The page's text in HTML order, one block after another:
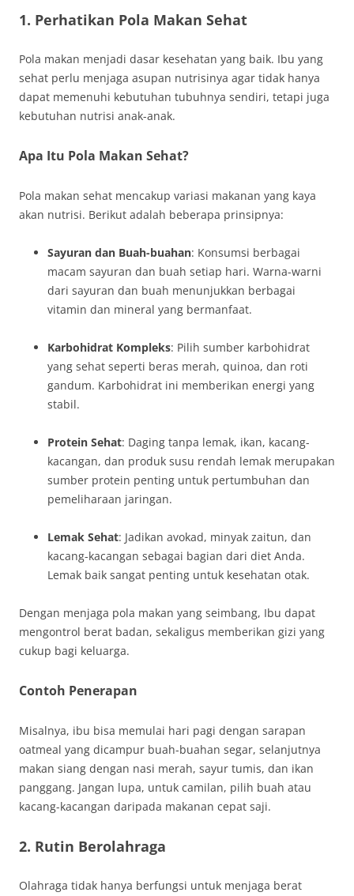
1. Perhatikan Pola Makan Sehat
Pola makan menjadi dasar kesehatan yang baik. Ibu yang
sehat perlu menjaga asupan nutrisinya agar tidak hanya
dapat memenuhi kebutuhan tubuhnya sendiri, tetapi juga
kebutuhan nutrisi anak-anak.
Apa Itu Pola Makan Sehat?
Pola makan sehat mencakup variasi makanan yang kaya
akan nutrisi. Berikut adalah beberapa prinsipnya:
Sayuran dan Buah-buahan: Konsumsi berbagai
macam sayuran dan buah setiap hari. Warna-warni
dari sayuran dan buah menunjukkan berbagai
vitamin dan mineral yang bermanfaat.
Karbohidrat Kompleks: Pilih sumber karbohidrat
yang sehat seperti beras merah, quinoa, dan roti
gandum. Karbohidrat ini memberikan energi yang
stabil.
Protein Sehat: Daging tanpa lemak, ikan, kacang-
kacangan, dan produk susu rendah lemak merupakan
sumber protein penting untuk pertumbuhan dan
pemeliharaan jaringan.
Lemak Sehat: Jadikan avokad, minyak zaitun, dan
kacang-kacangan sebagai bagian dari diet Anda.
Lemak baik sangat penting untuk kesehatan otak.
Dengan menjaga pola makan yang seimbang, Ibu dapat
mengontrol berat badan, sekaligus memberikan gizi yang
cukup bagi keluarga.
Contoh Penerapan
Misalnya, ibu bisa memulai hari pagi dengan sarapan
oatmeal yang dicampur buah-buahan segar, selanjutnya
makan siang dengan nasi merah, sayur tumis, dan ikan
panggang. Jangan lupa, untuk camilan, pilih buah atau
kacang-kacangan daripada makanan cepat saji.
2. Rutin Berolahraga
Olahraga tidak hanya berfungsi untuk menjaga berat